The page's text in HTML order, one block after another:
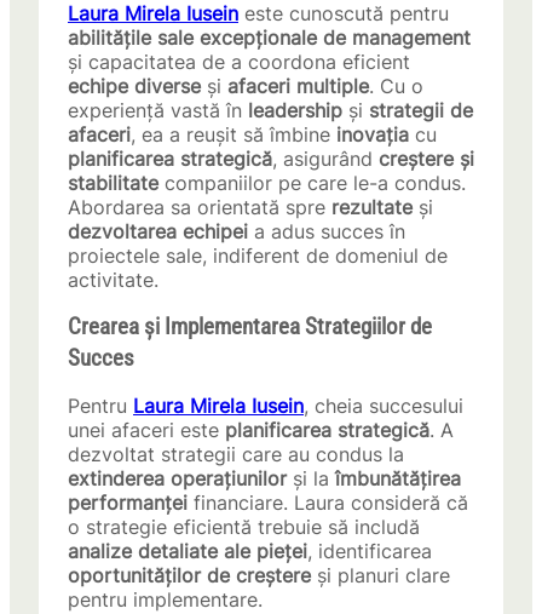
Laura Mirela Iusein este cunoscută pentru
abilitățile sale excepționale de management
și capacitatea de a coordona eficient
echipe diverseși afaceri multiple. Cu o
experiență vastă în leadership și strategii de
afaceri, ea a reușit să îmbine inovația cu
planificarea strategică, asigurând creștere și
stabilitatecompaniilor pe care le-a condus.
Abordarea sa orientată spre rezultateși
dezvoltarea echipei a adus succes în
proiectele sale, indiferent de domeniul de
activitate.
Crearea și Implementarea Strategiilor de
Succes
Pentru Laura Mirela Iusein, cheia succesului
unei afaceri este planificarea strategică. A
dezvoltat strategii care au condus la
extinderea operațiunilorși laîmbunătățirea
performanței financiare. Laura consideră că
o strategie eficientă trebuie să includă
analize detaliate ale pieței, identificarea
oportunităților de creștereși planuri clare
pentru implementare.